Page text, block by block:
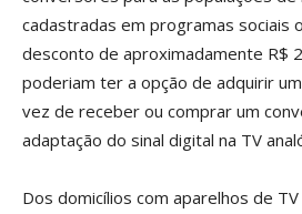
cadastradas em programas sociais
desconto de aproximadamente R$
poderiam ter a opção de adquirir
vez de receber ou comprar um
adaptação do sinal digital na TV
Dos domicílios com aparelhos de